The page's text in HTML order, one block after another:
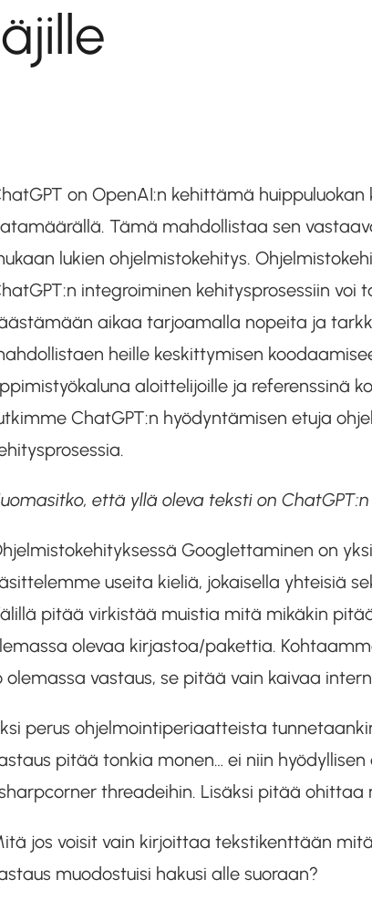
on OpenAI:n kehittämä
Tämä mahdollistaa sen
lukien ohjelmistokehitys.
integroiminen kehitysprosessiin
aikaa tarjoamalla nopeita ja
heille keskittymisen
aloittelijoille ja referenssinä
ChatGPT:n hyödyntämisen etuja
että yllä oleva teksti on
Googlettaminen on
useita kieliä, jokaisella yhteisiä
pitää virkistää muistia mitä mikäkin
olevaa kirjastoa/pakettia.
olemassa vastaus, se pitää vain kaivaa
perus ohjelmointiperiaatteista
pitää tonkia monen… ei niin
threadeihin. Lisäksi pitää ohittaa
jos voisit vain kirjoittaa tekstikenttään
muodostuisi hakusi alle suoraan?